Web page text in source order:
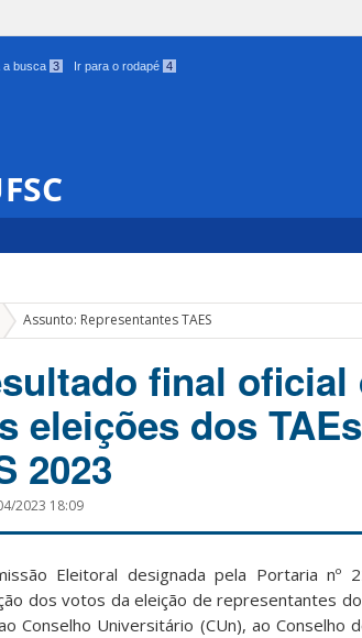
a busca 3 Ir para o rodapé 4
Assunto: Representantes TAES
final
eleições dos
2023
2023 18:09
Eleitoral designada pela Portaria
dos votos da eleição de representantes
Conselho Universitário (CUn), ao Conselho